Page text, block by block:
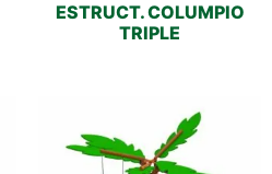
ESTRUCT. COLUMPIO
TRIPLE